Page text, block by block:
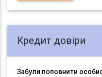
Кредит довіри
Забули поповнити